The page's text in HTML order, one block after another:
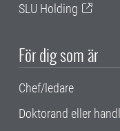
SLU Holding
För dig som är
Chef/ledare
Doktorand eller